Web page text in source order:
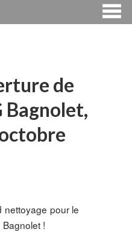
de
Bagnolet,
nettoyage pour le
Bagnolet !